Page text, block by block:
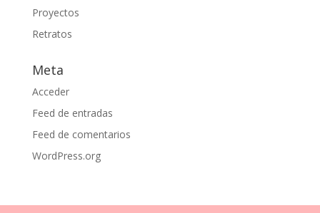
Proyectos
Retratos
Meta
Acceder
Feed de entradas
Feed de comentarios
WordPress.org